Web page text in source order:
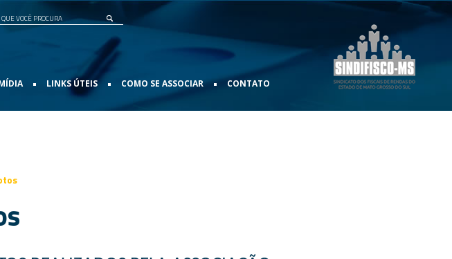
• LINKS ÚTEIS • COMO SE ASSOCIAR • CONTATO